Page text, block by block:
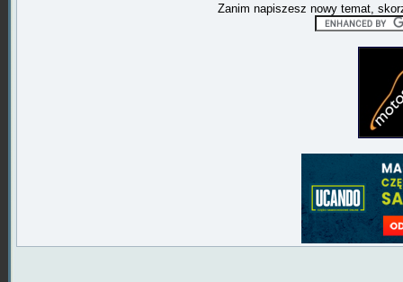
Zanim napiszesz nowy temat,